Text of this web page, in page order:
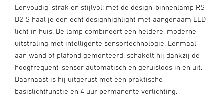
Eenvoudig, strak en stijlvol: met de design-binnenlamp RS
D2 S haal je een echt designhighlight met aangenaam LED-
licht in huis. De lamp combineert een heldere, moderne
uitstraling met intelligente sensortechnologie. Eenmaal
aan wand of plafond gemonteerd, schakelt hij dankzij de
hoogfrequent-sensor automatisch en geruisloos in en uit.
Daarnaast is hij uitgerust met een praktische
basislichtfunctie en 4 uur permanente verlichting.